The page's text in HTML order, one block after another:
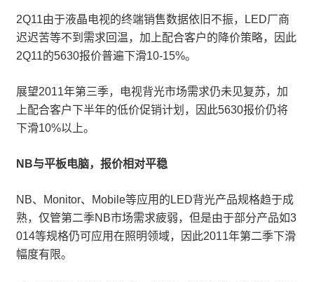
2Q11由于液晶电视的终端销售数据依旧不振，LED厂商
迟迟苦等不到需求回温，加上配合客户的降价策略，因此
2Q11的5630报价普遍下滑10-15%。
展望2011年第三季，电视背光市场需求仍未见复苏，加
上配合客户下半年的低价促销计划，因此5630报价仍将
下滑10%以上。
NB与平板电脑，报价相对平稳
NB、Monitor、Mobile等应用的LED背光产品规格趋于成
熟，仅管第二季NB市场需求疲弱，但是由于部分产品如3
014等规格仍可应用在照明领域，因此2011年第二季下滑
幅度有限。